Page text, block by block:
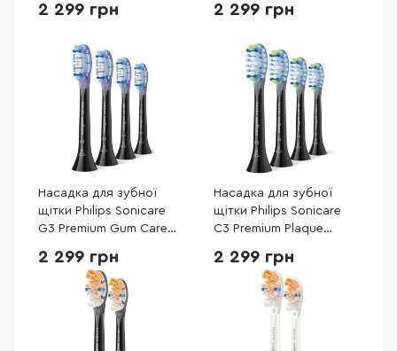
(HX9054/87)
2 299 грн
(HX9044/87)
2 299 грн
Насадка для зубної
щітки Philips Sonicare
G3 Premium Gum Care
2 299 грн
Насадка для зубної
щітки Philips Sonicare
C3 Premium Plaque
(HX9044/88)
2 299 грн